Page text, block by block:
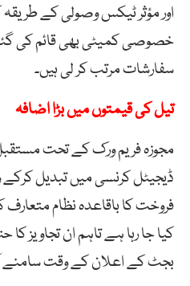
اور مؤثر ٹیکس وصولی کے
خصوصی کمیٹی بھی قائم کی
سفارشات مرتب کر لی ہیں۔
تیل کی قیمتوں میں بڑا اضافہ
مجوزہ فریم ورک کے تحت
ڈیجیٹل کرنسی میں تبدیل کرکے
فروخت کا باقاعدہ نظام متعارف
کیا جا رہا ہے تاہم ان تجاویز
بجٹ کے اعلان کے وقت سامنے